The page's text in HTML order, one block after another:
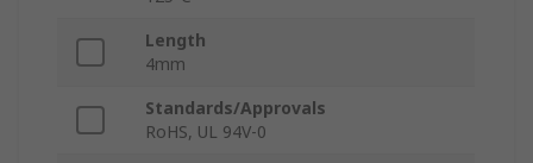
Length
4mm
Standards/Approvals
RoHS, UL 94V-0